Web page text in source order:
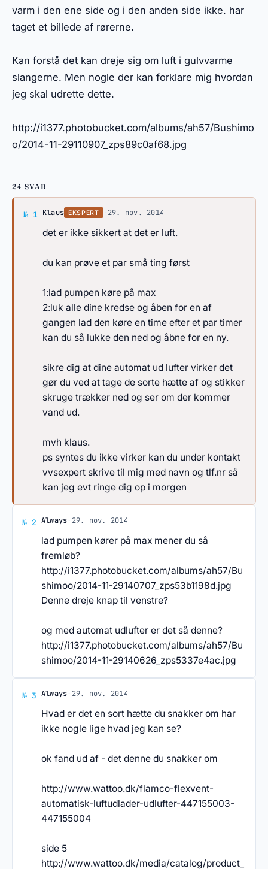
varm i den ene side og i den anden side ikke. har
taget et billede af rørerne.
Kan forstå det kan dreje sig om luft i gulvvarme
slangerne. Men nogle der kan forklare mig hvordan
jeg skal udrette dette.
http://i1377.photobucket.com/albums/ah57/Bushimo
o/2014-11-29110907_zps89c0af68.jpg
24 SVAR
№ 1 Svar af Klaus
Klaus EKSPERT 29. nov. 2014
det er ikke sikkert at det er luft.
du kan prøve et par små ting først
1:lad pumpen køre på max
2:luk alle dine kredse og åben for en af
gangen lad den køre en time efter et par timer
kan du så lukke den ned og åbne for en ny.
sikre dig at dine automat ud lufter virker det
gør du ved at tage de sorte hætte af og stikker
skruge trækker ned og ser om der kommer
vand ud.
mvh klaus.
ps syntes du ikke virker kan du under kontakt
vvsexpert skrive til mig med navn og tlf.nr så
kan jeg evt ringe dig op i morgen
№ 2 Svar af Always
Always· 29. nov. 2014
lad pumpen kører på max mener du så
fremløb?
http://i1377.photobucket.com/albums/ah57/Bu
shimoo/2014-11-29140707_zps53b1198d.jpg
Denne dreje knap til venstre?
og med automat udlufter er det så denne?
http://i1377.photobucket.com/albums/ah57/Bu
shimoo/2014-11-29140626_zps5337e4ac.jpg
№ 3 Svar af Always
Always· 29. nov. 2014
Hvad er det en sort hætte du snakker om har
ikke nogle lige hvad jeg kan se?
ok fand ud af - det denne du snakker om
http://www.wattoo.dk/flamco-flexvent-
automatisk-luftudlader-udlufter-447155003-
447155004
side 5
http://www.wattoo.dk/media/catalog/product_